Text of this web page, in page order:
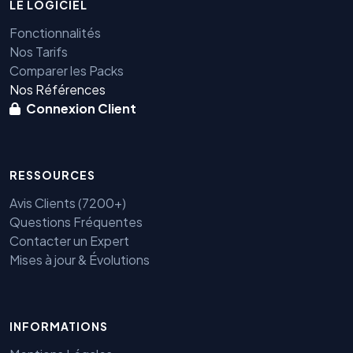
LE LOGICIEL
Fonctionnalités
Nos Tarifs
Comparer les Packs
Nos Références
Connexion Client
RESSOURCES
Avis Clients (7200+)
Questions Fréquentes
Contacter un Expert
Mises à jour & Évolutions
INFORMATIONS